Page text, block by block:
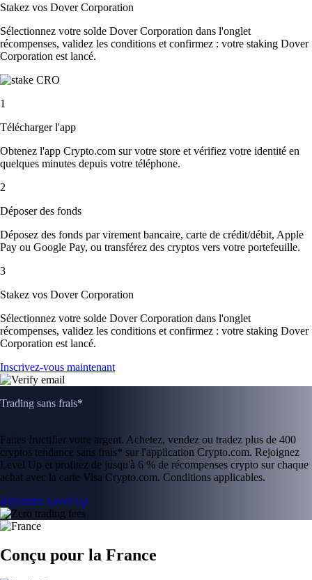
Stakez vos Dover Corporation
Sélectionnez votre solde Dover Corporation dans l'onglet
récompenses, validez les conditions et confirmez : votre staking Dover
Corporation est lancé.
1
Télécharger l'app
Obtenez l'app Crypto.com sur votre store et vérifiez votre identité en
quelques minutes depuis votre téléphone.
2
Déposer des fonds
Déposez des fonds par virement bancaire, carte de crédit/débit, Apple
Pay ou Google Pay, ou transférez des cryptos vers votre portefeuille.
3
Stakez vos Dover Corporation
Sélectionnez votre solde Dover Corporation dans l'onglet
récompenses, validez les conditions et confirmez : votre staking Dover
Corporation est lancé.
Inscrivez-vous maintenant
Trading sans frais*
Faites fructifier votre argent. Achetez, vendez ou tradez plus de 400
cryptos tendance sans frais* sur l'application Crypto.com. Rejoignez
Level Up et profitez de jusqu'à 6 % de récompenses crypto sur chaque
achat avec la carte Visa Crypto.com. Conditions applicables.
Rejoindre Level Up
Conçu pour la France